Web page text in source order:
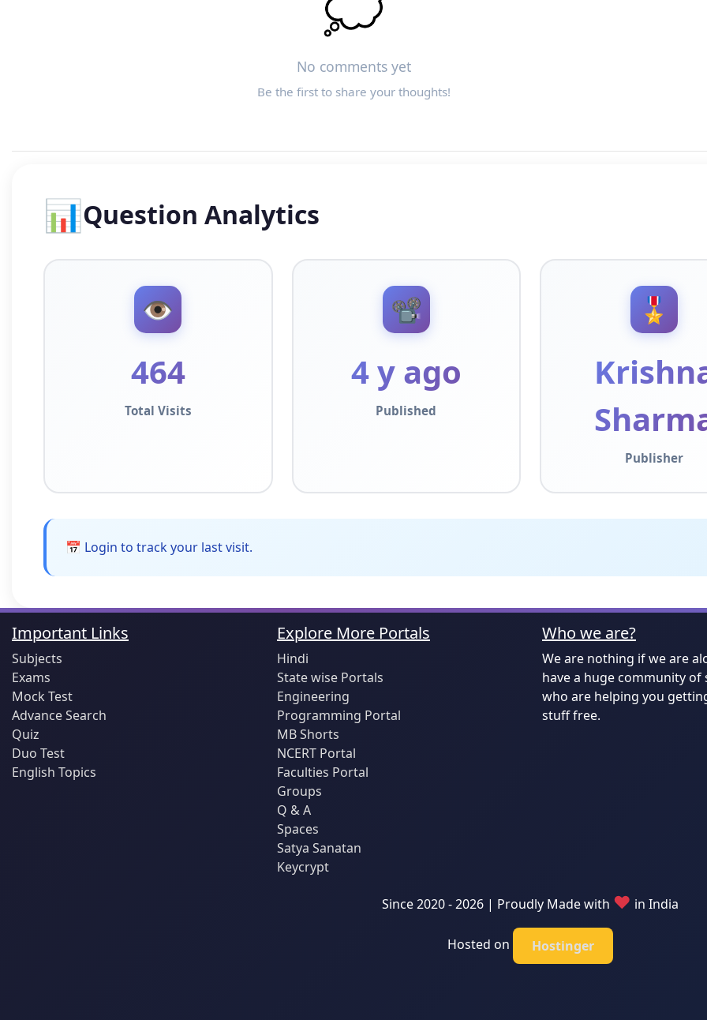
No comments yet
Be the first to share your thoughts!
📊Question Analytics
👁️
464
Total Visits
📽️
4 y ago
Published
🎖️
Publisher
📅 Login to track your last visit.
Important Links
Subjects
Exams
Mock Test
Advance Search
Quiz
Duo Test
English Topics
Explore More Portals
Hindi
State wise Portals
Engineering
Programming Portal
MB Shorts
NCERT Portal
Faculties Portal
Groups
Q & A
Spaces
Satya Sanatan
Keycrypt
Who we are?
We are nothing if we are
have a huge community of
who are helping you
stuff free.
Since 2020 - 2026 | Proudly Made with ♥ in India
Hosted on Hostinger